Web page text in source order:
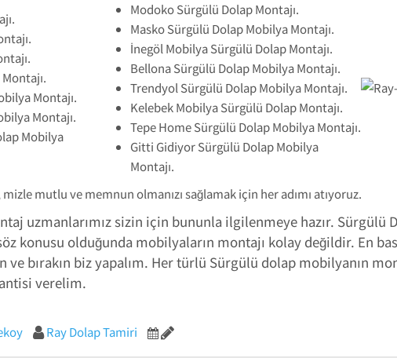
Montajı.
Montajı.
Mobilya
Modoko Sürgülü Dolap Montajı.
Masko Sürgülü Dolap Mobilya Montajı.
İnegöl Mobilya Sürgülü Dolap Montajı.
Bellona Sürgülü Dolap Mobilya Montajı.
Trendyol Sürgülü Dolap Mobilya Montajı.
Kelebek Mobilya Sürgülü Dolap Montajı.
Tepe Home Sürgülü Dolap Mobilya Montajı.
Gitti Gidiyor Sürgülü Dolap Mobilya
Montajı.
mizle mutlu ve memnun olmanızı sağlamak için her adımı atıyoruz.
uzmanlarımız sizin için bununla ilgilenmeye hazır. Sürgülü
konusu olduğunda mobilyaların montajı kolay değildir. En
bırakın biz yapalım. Her türlü Sürgülü dolap mobilyanın
verelim.
Ray Dolap Tamiri